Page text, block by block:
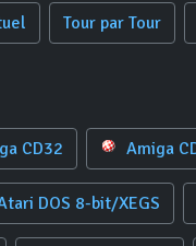
Tour par Tour
CD32 Amiga
DOS 8-bit/XEGS